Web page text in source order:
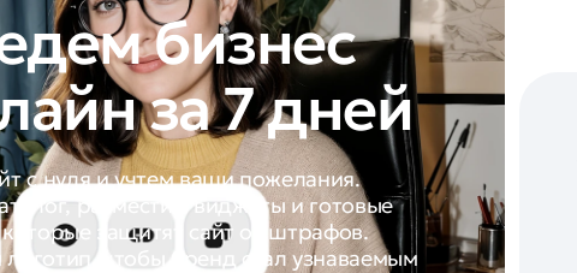
бизнес
за 7 дней
с нуля и учтем ваши пожелания.
разместим виджеты и готовые
защитят сайт от штрафов.
чтобы бренд стал узнаваемым